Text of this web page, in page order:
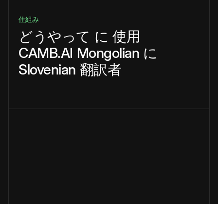
仕組み
どうやって に 使用
CAMB.AI Mongolian に
Slovenian 翻訳者